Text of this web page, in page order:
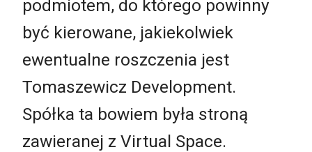
podmiotem, do którego powinny
być kierowane, jakiekolwiek
ewentualne roszczenia jest
Tomaszewicz Development.
Spółka ta bowiem była stroną
zawieranej z Virtual Space.